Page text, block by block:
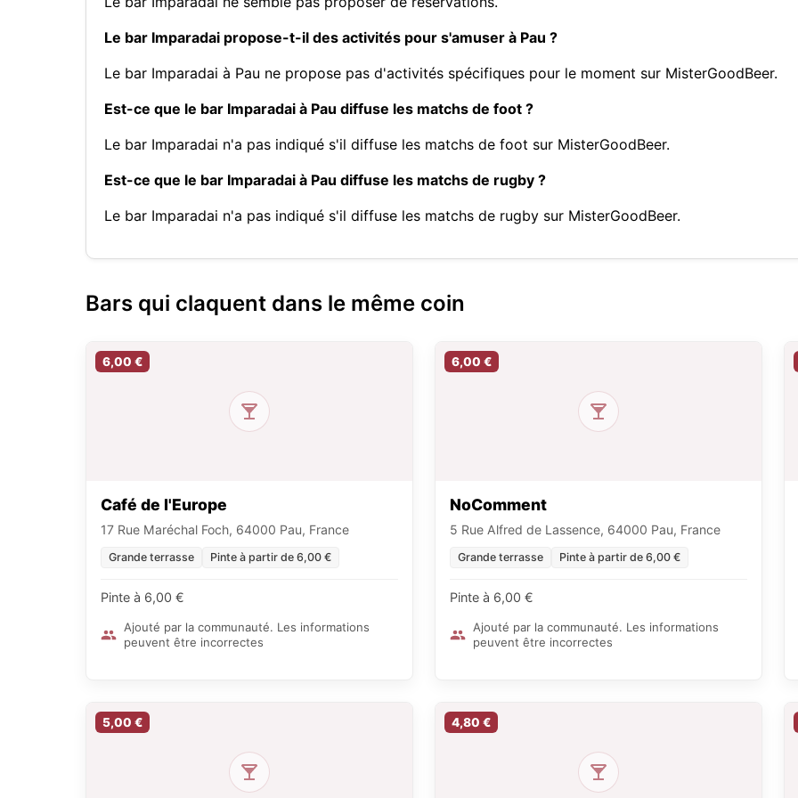
Le bar Imparadai propose-t-il des activités pour s'amuser à Pau ?
Le bar Imparadai à Pau ne propose pas d'activités spécifiques pour le moment sur MisterGoodBeer.
Est-ce que le bar Imparadai à Pau diffuse les matchs de foot ?
Le bar Imparadai n'a pas indiqué s'il diffuse les matchs de foot sur MisterGoodBeer.
Est-ce que le bar Imparadai à Pau diffuse les matchs de rugby ?
Le bar Imparadai n'a pas indiqué s'il diffuse les matchs de rugby sur MisterGoodBeer.
Bars qui claquent dans le même coin
6,00 €
Café de l'Europe
17 Rue Maréchal Foch, 64000 Pau, France
Grande terrasse Pinte à partir de 6,00 €
Pinte à 6,00 €
Ajouté par la communauté. Les informations
peuvent être incorrectes
6,00 €
NoComment
5 Rue Alfred de Lassence, 64000 Pau, France
Grande terrasse Pinte à partir de 6,00 €
Pinte à 6,00 €
Ajouté par la communauté. Les informations
peuvent être incorrectes
5,00 € 4,80 €